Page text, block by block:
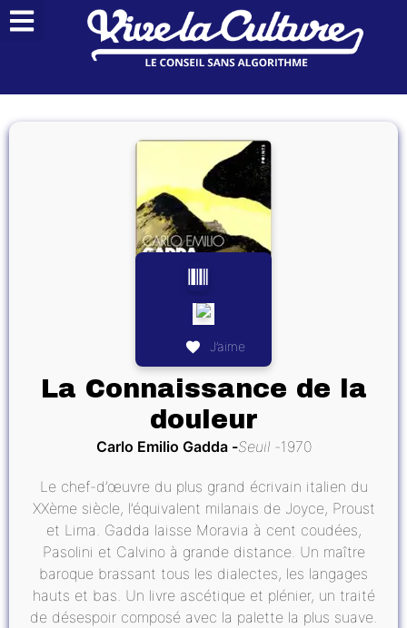
J’aime
La Connaissance de la
douleur
Carlo Emilio Gadda Seuil 1970
Le chef-d’œuvre du plus grand écrivain italien du
XXème siècle, l’équivalent milanais de Joyce, Proust
et Lima. Gadda laisse Moravia à cent coudées,
Pasolini et Calvino à grande distance. Un maître
baroque brassant tous les dialectes, les langages
hauts et bas. Un livre ascétique et plénier, un traité
de désespoir composé avec la palette la plus suave.